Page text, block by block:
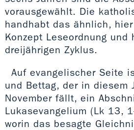
vorausgewählt. Die
handhabt das ähnlich,
Konzept Leseordnung und
dreijährigen Zyklus.
Auf evangelischer Seite
und Bettag, der in diesem
November fällt, ein
Lukasevangelium (Lk 13,
worin das besagte